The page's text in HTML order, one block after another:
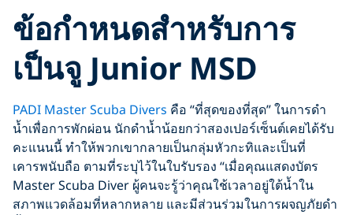
ข้อกำหนดสำหรับการ
เป็นจู Junior MSD
PADI Master Scuba Divers คือ “ที่สุดของที่สุด” ในการดำ
น้ำเพื่อการพักผ่อน นักดำน้ำน้อยกว่าสองเปอร์เซ็นต์เคยได้รับ
คะแนนนี้ ทำให้พวกเขากลายเป็นกลุ่มหัวกะทิและเป็นที่
เคารพนับถือ ตามที่ระบุไว้ในใบรับรอง “เมื่อคุณแสดงบัตร
Master Scuba Diver ผู้คนจะรู้ว่าคุณใช้เวลาอยู่ใต้น้ำใน
สภาพแวดล้อมที่หลากหลาย และมีส่วนร่วมในการผจญภัยดำ